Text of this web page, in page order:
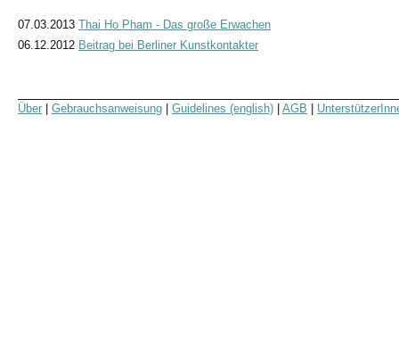
07.03.2013 Thai Ho Pham - Das große Erwachen
06.12.2012 Beitrag bei Berliner Kunstkontakter
Über Gebrauchsanweisung Guidelines (english) AGB